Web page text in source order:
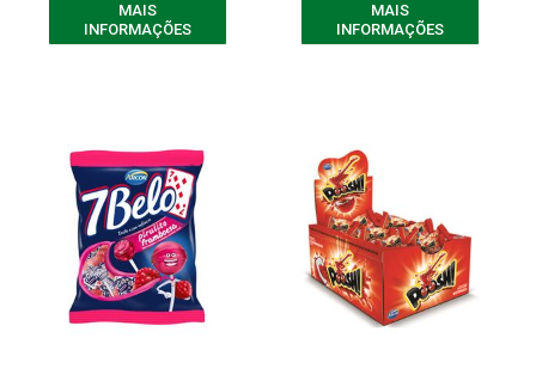
MAIS
INFORMAÇÕES
MAIS
INFORMAÇÕES